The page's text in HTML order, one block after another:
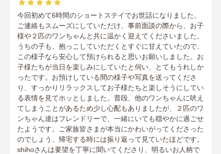
今回初めて6時間のショートステイでお世話になりました。
ご連絡もスムーズにしていただけ、事前面談の際から、お子
様や２匹のワンちゃんと共に温かく迎えてくださいました。
うちの子も、抱っこしていただくとすぐに甘えていたので、
この様子なら安心して預けられると思いお願いしました。お
子様たちが当日を楽しみにしていたと伺い、とてもうれしか
ったです。お預けしている間の様子や写真を送ってくださ
り、すっかりリラックスしてお子様たちと楽しそうにしてい
る表情を見てホッとしました。普段、他のワンちゃんに吠え
てしまうことがあるため少し心配もありましたが、２匹のワ
ンちゃん達はフレンドリーで、一緒にいても穏やかに過ごせ
たようです。ご家族皆さまが本当にかわいがってくださった
のでしょう、帰宅する時には振り返って見ていたほどです。
shihoさんは要望を丁寧に聞いてくださり、明るいお人柄で